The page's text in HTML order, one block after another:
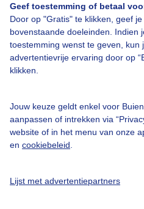
Geef toestemming of betaal
Door op "Gratis" te klikken, geef
bovenstaande doeleinden. Indien
toestemming wenst te geven, kun
advertentievrije ervaring door op
klikken.
Jouw keuze geldt enkel voor
aanpassen of intrekken via
website of in het menu van onze
en cookiebeleid
Lijst met advertentiepartners
Gebruikersvoorwaarden
Adverteren
Buienradar Team
Cookie beleid
Privacy instellingen
Gratis weerdata
@BuienradarNL